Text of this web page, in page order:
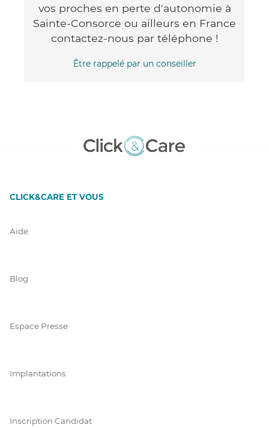
vos proches en perte d'autonomie à
Sainte-Consorce ou ailleurs en France
contactez-nous par téléphone !
Être rappelé par un conseiller
CLICK&CARE ET VOUS
Aide
Blog
Espace Presse
Implantations
Inscription Candidat